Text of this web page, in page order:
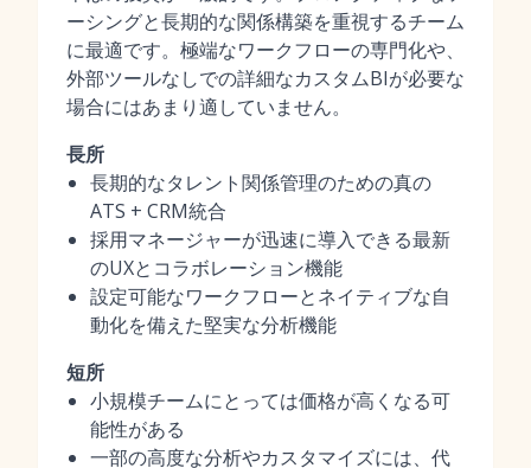
ーシングと長期的な関係構築を重視するチーム
に最適です。極端なワークフローの専門化や、
外部ツールなしでの詳細なカスタムBIが必要な
場合にはあまり適していません。
長所
長期的なタレント関係管理のための真の
ATS + CRM統合
採用マネージャーが迅速に導入できる最新
のUXとコラボレーション機能
設定可能なワークフローとネイティブな自
動化を備えた堅実な分析機能
短所
小規模チームにとっては価格が高くなる可
能性がある
一部の高度な分析やカスタマイズには、代